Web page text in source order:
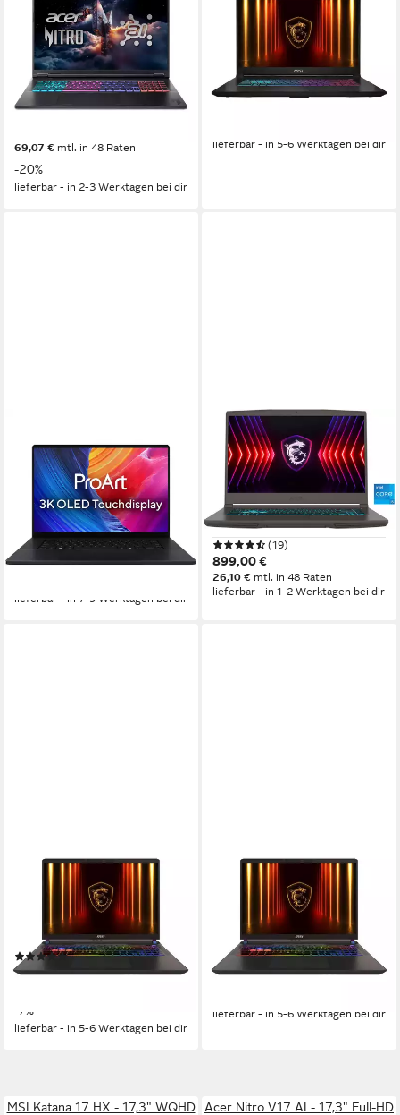
AMD Ryzen AI 7 350 -
GeForce RTX 5070 Ti
Gaming-Notebook
18 Zoll Bildschirmdiagonale
AMD Ryzen™ AI 7 Prozessor
GeForce RTX™ 5070 Ti Grafikkarte
69,07 € mtl. in 48 Raten
-20%
lieferbar - in 2-3 Werktagen bei dir
Gaming-Notebook
17.3 Zoll
Bildschirmdiagonale
Intel Core i7 Prozessor
RTX 5070 Grafikkarte
1.909,99 € 2.059,99 €
lieferbar - in 5-6 Werktagen bei dir
ProArt P16 OLED Notebook
Ryzen AI 9 HX RTX 5070
32GB 1TB SSD Notebook
16 Zoll Bildschirmdiagonale
AMD Ryzen AI 9 HX Prozessor
NVIDIA® GeForce RTX™ 5070
Grafikkarte
3.699,00 €
lieferbar - in 7-9 Werktagen bei dir
MSI
Thin 15 B13UC-3040
Gaming-Notebook
15,6 Zoll Bildschirmdiagonale
Intel Core i5 Prozessor
GeForce RTX 3050 Grafikkarte
(19)
899,00 €
26,10 € mtl. in 48 Raten
lieferbar - in 1-2 Werktagen bei dir
Vector 16 HX AI A2XWHG-
476 Gaming-Notebook
Bildschirmdiagonale
Intel Core Ultra 9
Prozessor
RTX 5070 Ti Grafikkarte
(1)
2.549,99 € 2.749,99 €
-7%
lieferbar - in 5-6 Werktagen bei dir
Vector 16 HX AI A2XWHG-
476 Gaming-Notebook
Bildschirmdiagonale
Intel Core Ultra 9
Prozessor
RTX 5070 Ti Grafikkarte
2.619,99 € 2.819,99 €
76,07 €mtl. in 48 Raten
lieferbar - in 5-6 Werktagen bei dir
MSI Katana 17 HX - 17,3" WQHD
Acer Nitro V17 AI - 17,3" Full-HD